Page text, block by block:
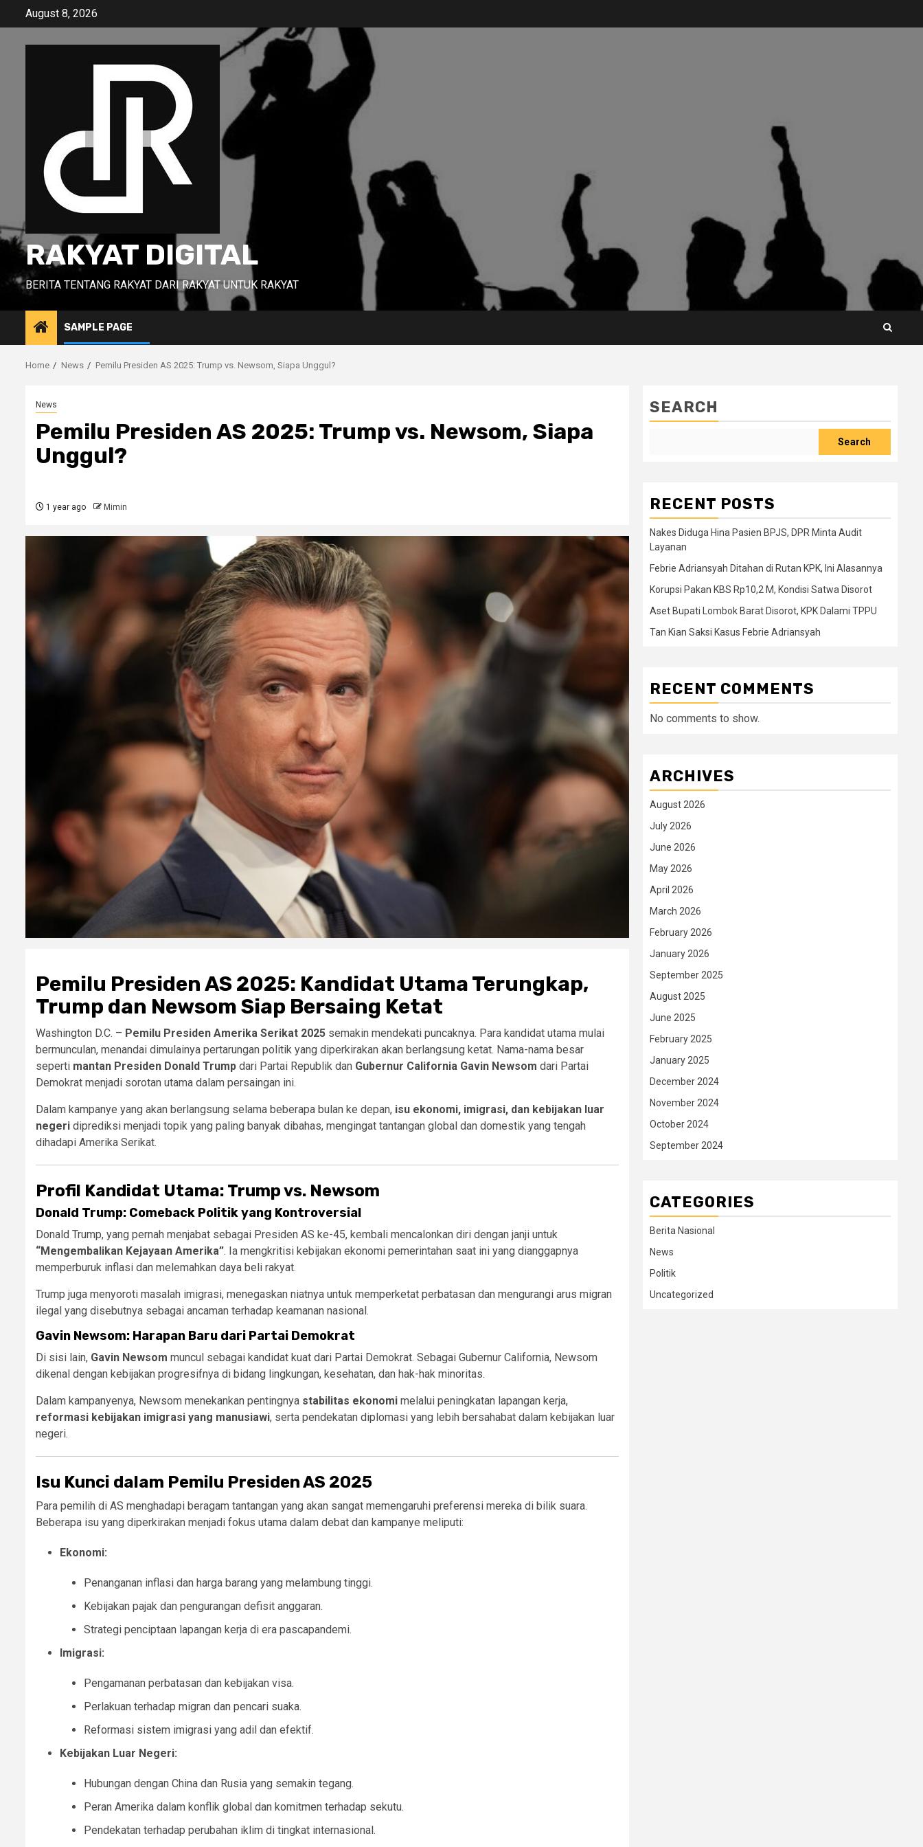
August 8, 2026
RAKYAT DIGITAL
BERITA TENTANG RAKYAT DARI RAKYAT UNTUK RAKYAT
SAMPLE PAGE
Home News Pemilu Presiden AS 2025: Trump vs. Newsom, Siapa Unggul?
News
Pemilu Presiden AS 2025: Trump vs. Newsom, Siapa
Unggul?
1 year ago Mimin
Pemilu Presiden AS 2025: Kandidat Utama Terungkap,
Trump dan Newsom Siap Bersaing Ketat
Washington D.C. – Pemilu Presiden Amerika Serikat 2025 semakin mendekati puncaknya. Para kandidat utama mulai
bermunculan, menandai dimulainya pertarungan politik yang diperkirakan akan berlangsung ketat. Nama-nama besar
seperti mantan Presiden Donald Trump dari Partai Republik dan Gubernur California Gavin Newsom dari Partai
Demokrat menjadi sorotan utama dalam persaingan ini.
Dalam kampanye yang akan berlangsung selama beberapa bulan ke depan, isu ekonomi, imigrasi, dan kebijakan luar
negeri diprediksi menjadi topik yang paling banyak dibahas, mengingat tantangan global dan domestik yang tengah
dihadapi Amerika Serikat.
Profil Kandidat Utama: Trump vs. Newsom
Donald Trump: Comeback Politik yang Kontroversial
Donald Trump, yang pernah menjabat sebagai Presiden AS ke-45, kembali mencalonkan diri dengan janji untuk
“Mengembalikan Kejayaan Amerika”. Ia mengkritisi kebijakan ekonomi pemerintahan saat ini yang dianggapnya
memperburuk inflasi dan melemahkan daya beli rakyat.
Trump juga menyoroti masalah imigrasi, menegaskan niatnya untuk memperketat perbatasan dan mengurangi arus migran
ilegal yang disebutnya sebagai ancaman terhadap keamanan nasional.
Gavin Newsom: Harapan Baru dari Partai Demokrat
Di sisi lain, Gavin Newsom muncul sebagai kandidat kuat dari Partai Demokrat. Sebagai Gubernur California, Newsom
dikenal dengan kebijakan progresifnya di bidang lingkungan, kesehatan, dan hak-hak minoritas.
Dalam kampanyenya, Newsom menekankan pentingnya stabilitas ekonomi melalui peningkatan lapangan kerja,
reformasi kebijakan imigrasi yang manusiawi, serta pendekatan diplomasi yang lebih bersahabat dalam kebijakan luar
negeri.
Isu Kunci dalam Pemilu Presiden AS 2025
Para pemilih di AS menghadapi beragam tantangan yang akan sangat memengaruhi preferensi mereka di bilik suara.
Beberapa isu yang diperkirakan menjadi fokus utama dalam debat dan kampanye meliputi:
Ekonomi:
Penanganan inflasi dan harga barang yang melambung tinggi.
Kebijakan pajak dan pengurangan defisit anggaran.
Strategi penciptaan lapangan kerja di era pascapandemi.
Imigrasi:
Pengamanan perbatasan dan kebijakan visa.
Perlakuan terhadap migran dan pencari suaka.
Reformasi sistem imigrasi yang adil dan efektif.
Kebijakan Luar Negeri:
Hubungan dengan China dan Rusia yang semakin tegang.
Peran Amerika dalam konflik global dan komitmen terhadap sekutu.
Pendekatan terhadap perubahan iklim di tingkat internasional.
SEARCH
Search
RECENT POSTS
Nakes Diduga Hina Pasien BPJS, DPR Minta Audit
Layanan
Febrie Adriansyah Ditahan di Rutan KPK, Ini Alasannya
Korupsi Pakan KBS Rp10,2 M, Kondisi Satwa Disorot
Aset Bupati Lombok Barat Disorot, KPK Dalami TPPU
Tan Kian Saksi Kasus Febrie Adriansyah
RECENT COMMENTS
No comments to show.
ARCHIVES
August 2026
July 2026
June 2026
May 2026
April 2026
March 2026
February 2026
January 2026
September 2025
August 2025
June 2025
February 2025
January 2025
December 2024
November 2024
October 2024
September 2024
CATEGORIES
Berita Nasional
News
Politik
Uncategorized